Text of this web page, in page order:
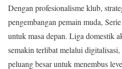
Dengan profesionalisme klub,
pengembangan pemain muda,
untuk masa depan. Liga domestik
semakin terlibat melalui
peluang besar untuk menembus